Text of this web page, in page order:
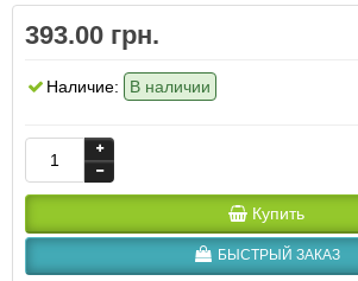
393.00 грн.
Наличие: В наличии
Купить
БЫСТРЫЙ ЗАКАЗ